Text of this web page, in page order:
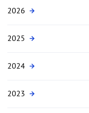
2026
2025
2024
2023